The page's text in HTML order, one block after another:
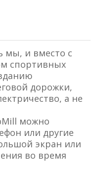
мы, и вместо с
спортивных
дорожки,
а не
можно
или другие
экран или
во время